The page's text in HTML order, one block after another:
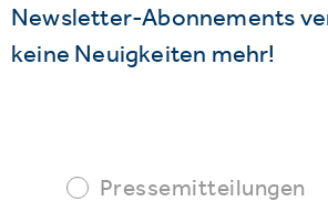
Newsletter-Abonnements
keine Neuigkeiten mehr!
Pressemitteilungen